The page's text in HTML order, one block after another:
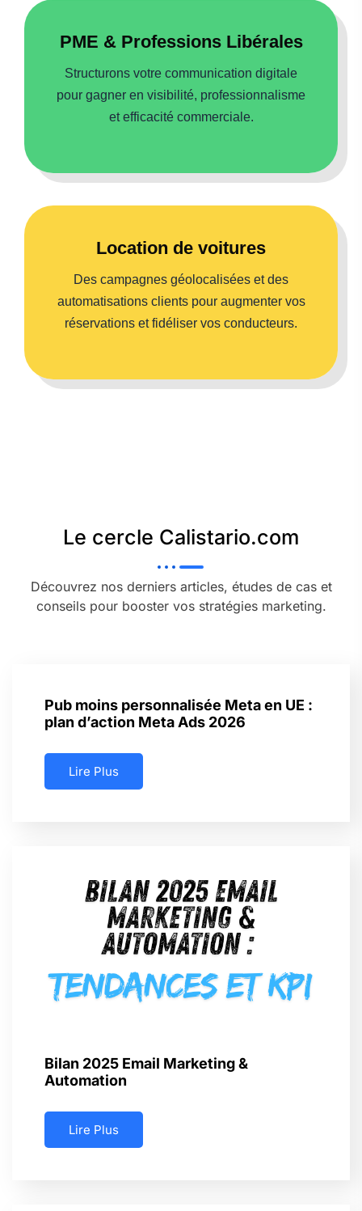
PME & Professions Libérales
Structurons votre communication digitale
pour gagner en visibilité, professionnalisme
et efficacité commerciale.
Location de voitures
Des campagnes géolocalisées et des
automatisations clients pour augmenter vos
réservations et fidéliser vos conducteurs.
Le cercle Calistario.com
Découvrez nos derniers articles, études de cas et
conseils pour booster vos stratégies marketing.
Pub moins personnalisée Meta en UE :
plan d’action Meta Ads 2026
Lire Plus
Bilan 2025 Email Marketing &
Automation
Lire Plus